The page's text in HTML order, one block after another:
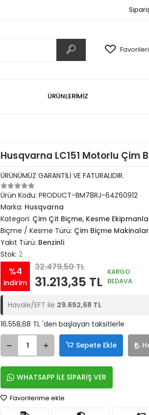
ÜRÜNLERİMİZ
Husqvarna LC151 Motorlu Çim
ÜRÜNÜMÜZ GARANTİLİ VE FATURALIDIR.
Ürün Kodu: PRODUCT-BM78RJ-64Z60912
Marka: Husqvarna
Kategori: Çim Çit Biçme, Kesme
Biçme / Kesme Türü: Çim Biçme
Yakıt Türü: Benzinli
Stok: 2
%4
indirim
32.479,50 TL
31.213,35 TL
KARGO
BEDAVA
Havale/EFT ile 29.652,68 TL
16.558,68 TL 'den başlayan taksitlerle
Sepete Ekle
WHATSAPP İLE SİPARİŞ VER
Favorilerime ekle